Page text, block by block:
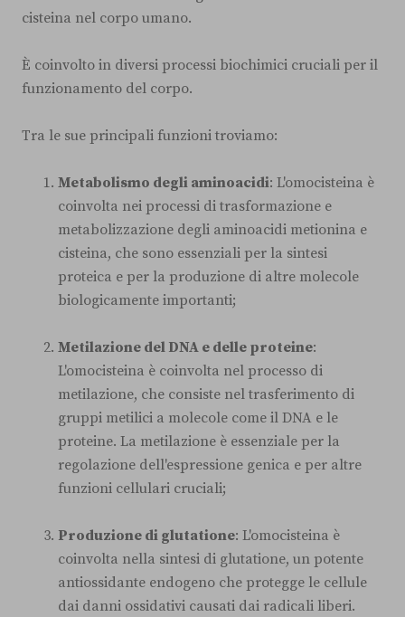
cisteina nel corpo umano.
È coinvolto in diversi processi biochimici cruciali per il
funzionamento del corpo.
Tra le sue principali funzioni troviamo:
Metabolismo degli aminoacidi: L'omocisteina è
coinvolta nei processi di trasformazione e
metabolizzazione degli aminoacidi metionina e
cisteina, che sono essenziali per la sintesi
proteica e per la produzione di altre molecole
biologicamente importanti;
Metilazione del DNA e delle proteine:
L'omocisteina è coinvolta nel processo di
metilazione, che consiste nel trasferimento di
gruppi metilici a molecole come il DNA e le
proteine. La metilazione è essenziale per la
regolazione dell'espressione genica e per altre
funzioni cellulari cruciali;
Produzione di glutatione: L'omocisteina è
coinvolta nella sintesi di glutatione, un potente
antiossidante endogeno che protegge le cellule
dai danni ossidativi causati dai radicali liberi.